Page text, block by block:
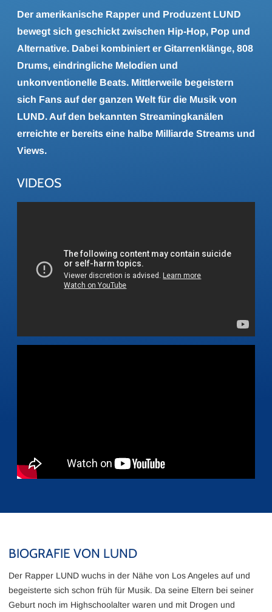
Der amerikanische Rapper und Produzent LUND
bewegt sich geschickt zwischen Hip-Hop, Pop und
Alternative. Dabei kombiniert er Gitarrenklänge, 808
Drums, eindringliche Melodien und
unkonventionelle Beats. Mittlerweile begeistern
sich Fans auf der ganzen Welt für die Musik von
LUND. Auf den bekannten Streamingkanälen
erreichte er bereits eine halbe Milliarde Streams und
Views.
VIDEOS
BIOGRAFIE VON LUND
Der Rapper LUND wuchs in der Nähe von Los Angeles auf und
begeisterte sich schon früh für Musik. Da seine Eltern bei seiner
Geburt noch im Highschoolalter waren und mit Drogen und